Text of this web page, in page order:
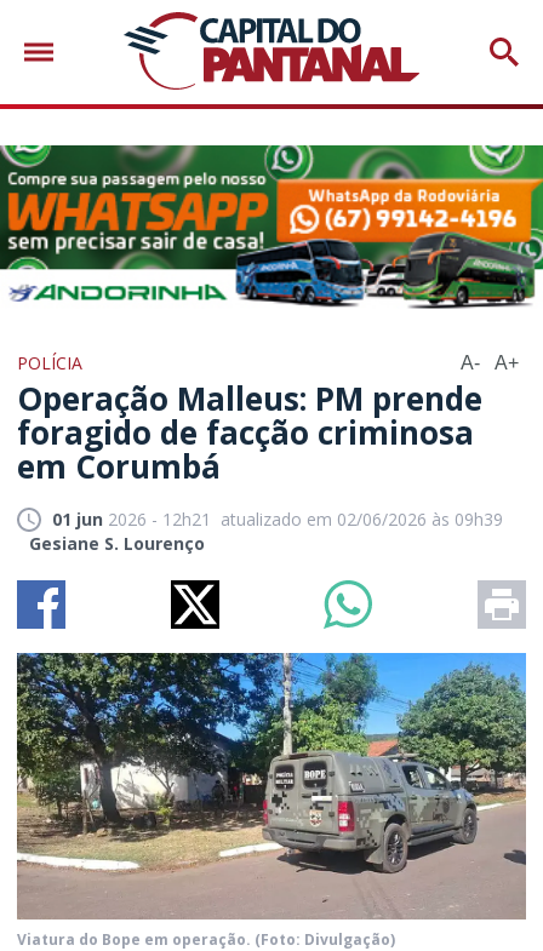
POLÍCIA A- A+
Operação Malleus: PM prende
foragido de facção criminosa
em Corumbá
01 jun 2026 - 12h21
atualizado em 02/06/2026 às 09h39
Gesiane S. Lourenço
Viatura do Bope em operação. (Foto: Divulgação)